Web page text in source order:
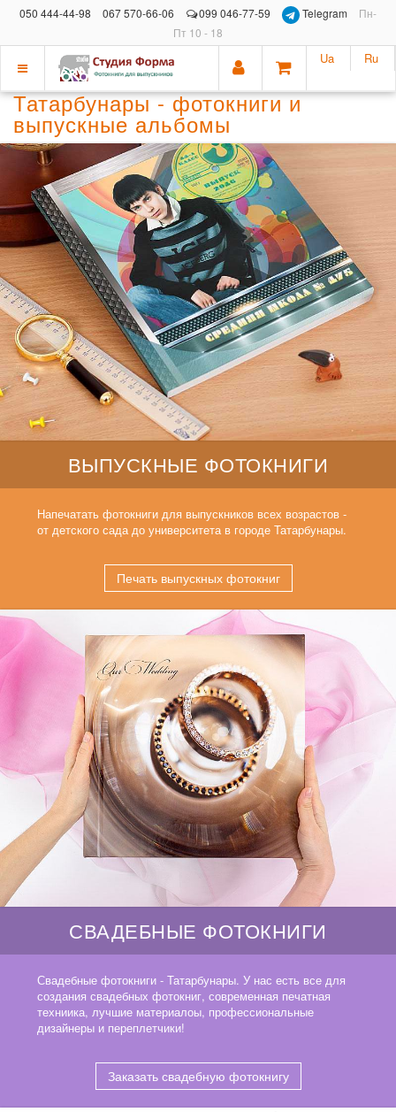
050 444-44-98 067 570-66-06 099 046-77-59 Telegram
Пн-
Пт 10 - 18
Показать
меню
Ua Ru
Татарбунары - фотокниги и
выпускные альбомы
ВЫПУСКНЫЕ ФОТОКНИГИ
Напечатать фотокниги для выпускников всех возрастов -
от детского сада до университета в городе Татарбунары.
Печать выпускных фотокниг
СВАДЕБНЫЕ ФОТОКНИГИ
Свадебные фотокниги - Татарбунары. У нас есть все для
создания свадебных фотокниг, современная печатная
техниика, лучшие материалоы, профессиональные
дизайнеры и переплетчики!
Заказать свадебную фотокнигу